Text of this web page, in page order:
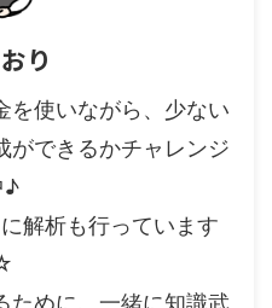
り
を使いながら、少ない
ができるかチャレンジ
♪
解析も行っています
ために、一緒に知識武